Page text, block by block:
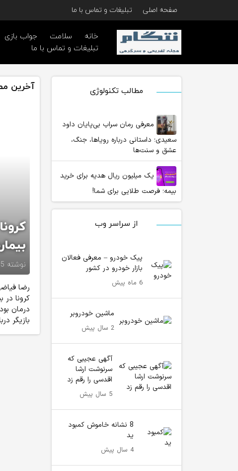
صفحه اصلی تبلیغات و تماس با ما
خانه سلامت جواب بازی
تبلیغات و تماس با ما
مطالب تکنولوژی
معرفی رمان سراب بی‌پایان داود
سعیدی؛ داستانی درباره رویاها، جنگ،
عشق و سنت‌ها
یک میلیون ریال هدیه برای خرید
بیمه؛ فرصت طلایی برای شما!
از سراسر وب
پیک خودرو – معرفی فعالان
بازار خودرو در کشور
6 ماه پیش
ماشین خودروبر
2 سال پیش
آگهی عجیبی که
سرنوشت ارشا
اقدسی را رقم زد
5 سال پیش
8 نشانه خاموش کمبود
ید
4 سال پیش
آخرین
نوشته 5 سال پیش
کرونا
درمان
بازیگر